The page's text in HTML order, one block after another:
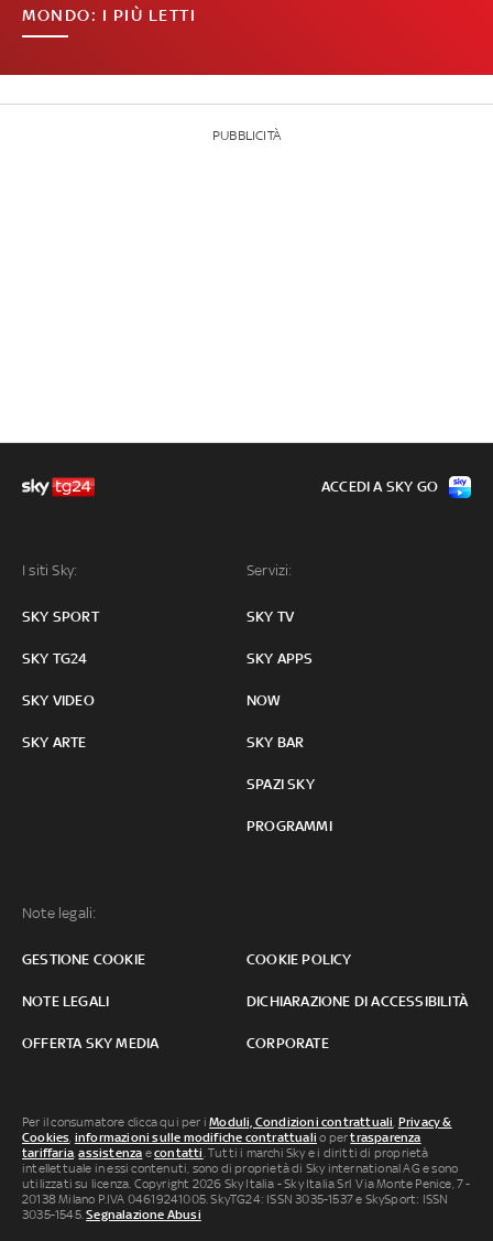
MONDO: I PIÙ LETTI
PUBBLICITÀ
I siti Sky:
SKY SPORT
SKY TG24
SKY VIDEO
SKY ARTE
Servizi:
SKY TV
SKY APPS
NOW
SKY BAR
SPAZI SKY
PROGRAMMI
Note legali:
GESTIONE COOKIE COOKIE POLICY
NOTE LEGALI DICHIARAZIONE DI ACCESSIBILITÀ
OFFERTA SKY MEDIA CORPORATE
ACCEDI A SKY GO
Per il consumatore clicca qui per iModuli, Condizioni contrattuali, Privacy &
Cookies, informazioni sulle modifiche contrattuali o pertrasparenza
tariffaria,assistenza econtatti. Tutti i marchi Sky e i diritti di proprietà
intellettuale in essi contenuti, sono di proprietà di Sky international AG e sono
utilizzati su licenza. Copyright 2026 Sky Italia - Sky Italia Srl Via Monte Penice, 7 -
20138 Milano P.IVA 04619241005. SkyTG24: ISSN 3035-1537 e SkySport: ISSN
3035-1545.Segnalazione Abusi